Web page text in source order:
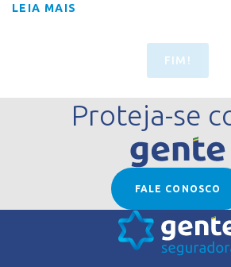
LEIA MAIS
FIM!
Proteja-se
FALE CONOSCO